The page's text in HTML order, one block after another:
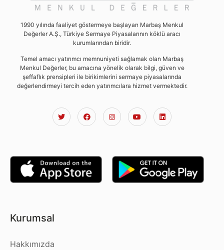
1990 yılında faaliyet göstermeye başlayan Marbaş Menkul
Değerler A.Ş., Türkiye Sermaye Piyasalarının köklü aracı
kurumlarından biridir.
Temel amacı yatırımcı memnuniyeti sağlamak olan Marbaş
Menkul Değerler, bu amacına yönelik olarak bilgi, güven ve
şeffaflık prensipleri ile birikimlerini sermaye piyasalarında
değerlendirmeyi tercih eden yatırımcılara hizmet vermektedir.
Kurumsal
Hakkımızda